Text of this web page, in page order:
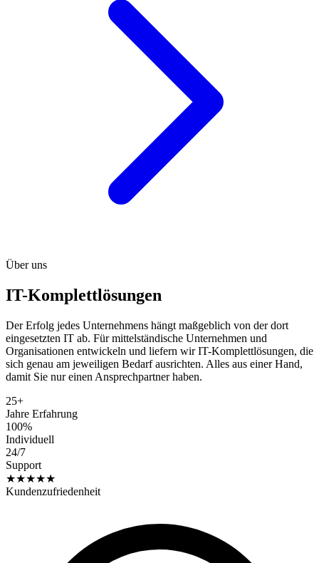
Über uns
IT-Komplettlösungen
Der Erfolg jedes Unternehmens hängt maßgeblich von der dort
eingesetzten IT ab. Für mittelständische Unternehmen und
Organisationen entwickeln und liefern wir IT-Komplettlösungen, die
sich genau am jeweiligen Bedarf ausrichten. Alles aus einer Hand,
damit Sie nur einen Ansprechpartner haben.
25+
Jahre Erfahrung
100%
Individuell
24/7
Support
★★★★★
Kundenzufriedenheit